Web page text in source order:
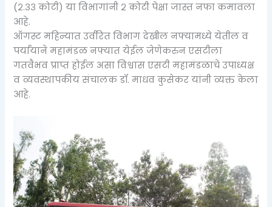
(२.३३ कोटी) या ‍विभागांनी २ कोटी पेक्षा जास्त नफा कमावला
आहे.
ऑगस्ट महिन्यात उर्वरित विभाग देखील नफ्यामध्ये येतील व
पर्यांयाने महामंडळ नफ्यात येईल जेणेकरुन एसटीला
गतवैभव प्राप्त होईल असा विश्वास एसटी महामंडळाचे उपाध्यक्ष
व व्यवस्थापकीय संचालक डॉ. माधव कुसेकर यांनी व्यक्त केला
आहे.